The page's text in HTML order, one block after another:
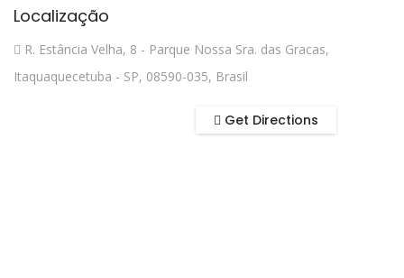
Localização
R. Estância Velha, 8 - Parque Nossa Sra. das Gracas,
Itaquaquecetuba - SP, 08590-035, Brasil
Get Directions